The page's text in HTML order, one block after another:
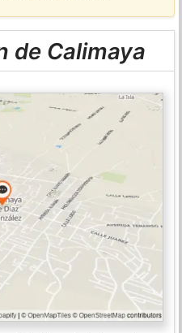
de Calimaya